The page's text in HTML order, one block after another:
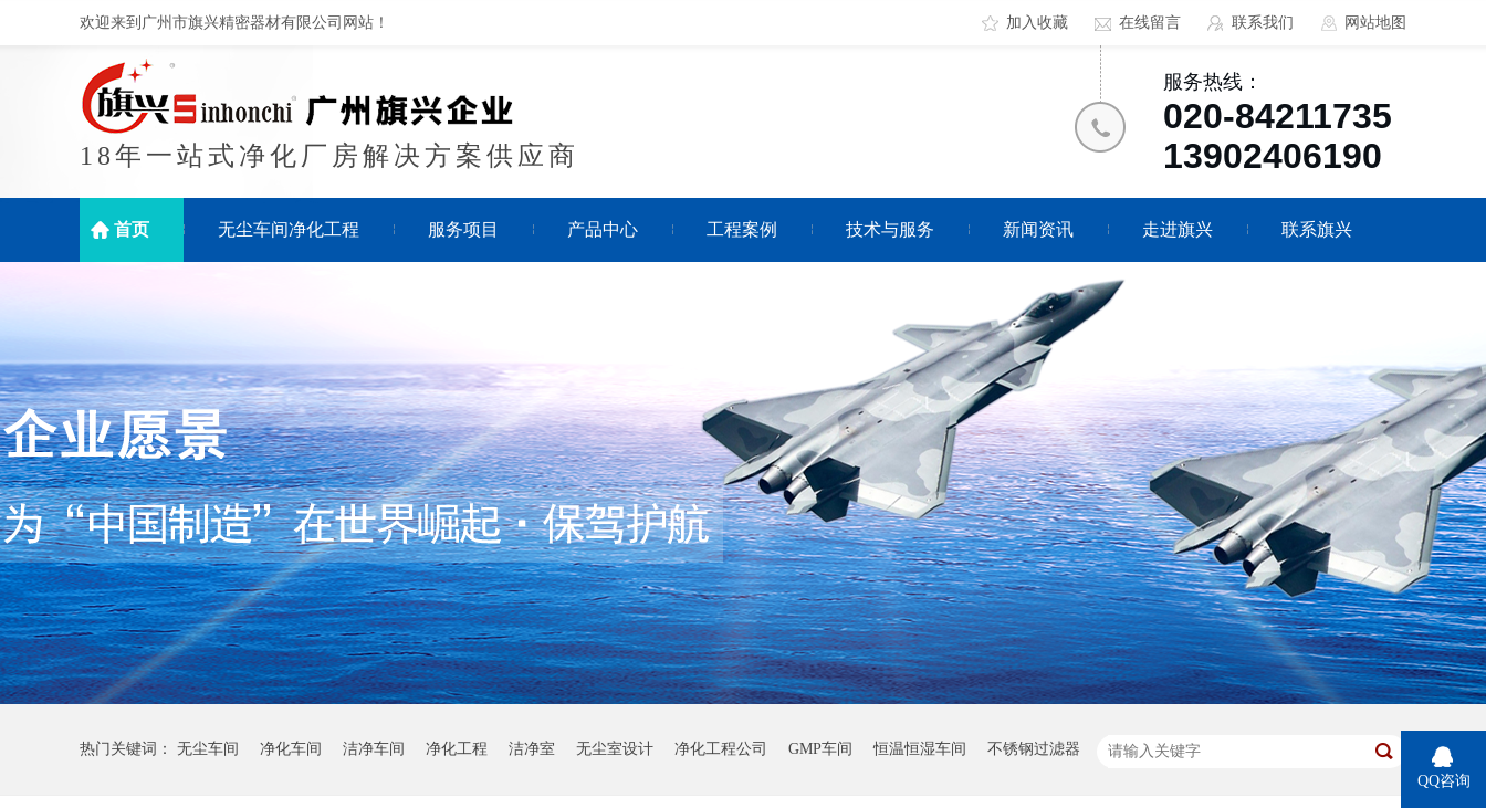
加入收藏 在线留言 联系我们 网站地图
欢迎来到广州市旗兴精密器材有限公司网站！
18年一站式净化厂房解决方案供应商
服务热线：
020-84211735
13902406190
首页 无尘车间净化工程 服务项目 产品中心 工程案例 技术与服务 新闻资讯 走进旗兴 联系旗兴
热门关键词： 无尘车间 净化车间 洁净车间 净化工程 洁净室 无尘室设计 净化工程公司 GMP车间 恒温恒湿车间 不锈钢过滤器
QQ咨询